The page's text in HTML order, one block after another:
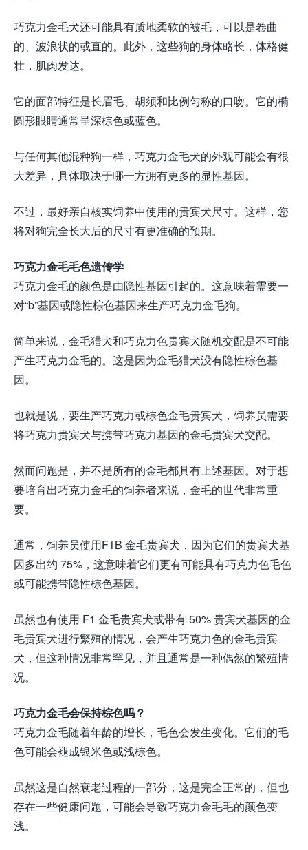
巧克力金毛犬还可能具有质地柔软的被毛，可以是卷曲
的、波浪状的或直的。此外，这些狗的身体略长，体格健
壮，肌肉发达。
它的面部特征是长眉毛、胡须和比例匀称的口吻。它的椭
圆形眼睛通常呈深棕色或蓝色。
与任何其他混种狗一样，巧克力金毛犬的外观可能会有很
大差异，具体取决于哪一方拥有更多的显性基因。
不过，最好亲自核实饲养中使用的贵宾犬尺寸。这样，您
将对狗完全长大后的尺寸有更准确的预期。
巧克力金毛毛色遗传学
巧克力金毛的颜色是由隐性基因引起的。这意味着需要一
对“b”基因或隐性棕色基因来生产巧克力金毛狗。
简单来说，金毛猎犬和巧克力色贵宾犬随机交配是不可能
产生巧克力金毛的。这是因为金毛猎犬没有隐性棕色基
因。
也就是说，要生产巧克力或棕色金毛贵宾犬，饲养员需要
将巧克力贵宾犬与携带巧克力基因的金毛贵宾犬交配。
然而问题是，并不是所有的金毛都具有上述基因。对于想
要培育出巧克力金毛的饲养者来说，金毛的世代非常重
要。
通常，饲养员使用F1B 金毛贵宾犬，因为它们的贵宾犬基
因多出约 75%，这意味着它们更有可能具有巧克力色毛色
或可能携带隐性棕色基因。
虽然也有使用 F1 金毛贵宾犬或带有 50% 贵宾犬基因的金
毛贵宾犬进行繁殖的情况，会产生巧克力色的金毛贵宾
犬，但这种情况非常罕见，并且通常是一种偶然的繁殖情
况。
巧克力金毛会保持棕色吗？
巧克力金毛随着年龄的增长，毛色会发生变化。它们的毛
色可能会褪成银米色或浅棕色。
虽然这是自然衰老过程的一部分，这是完全正常的，但也
存在一些健康问题，可能会导致巧克力金毛毛的颜色变
浅。